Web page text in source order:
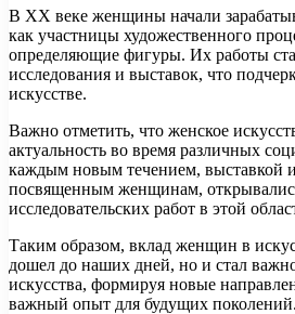
В XX веке женщины начали
как участницы художественного
определяющие фигуры. Их работы
исследования и выставок, что
искусстве.
Важно отметить, что женское
актуальность во время различных
каждым новым течением, выставкой
посвященным женщинам,
исследовательских работ в этой
Таким образом, вклад женщин в
дошел до наших дней, но и стал
искусства, формируя новые
важный опыт для будущих поколений.